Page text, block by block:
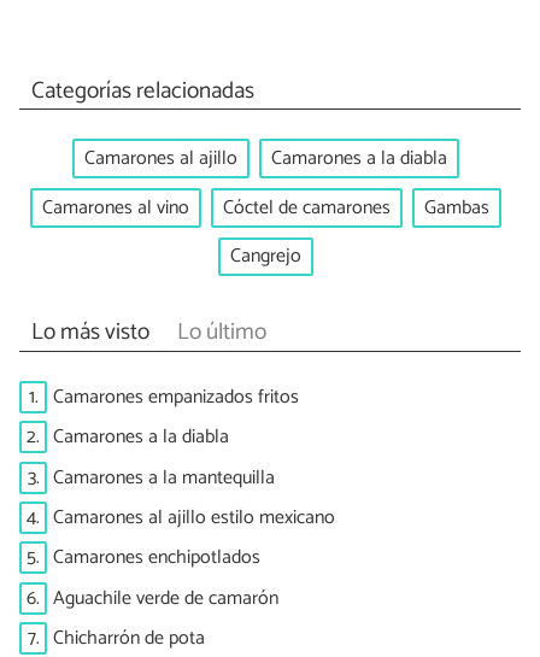
Categorías relacionadas
Camarones al ajillo
Camarones a la diabla
Camarones al vino
Cóctel de camarones
Gambas
Cangrejo
Lo más visto Lo último
1. Camarones empanizados fritos
2. Camarones a la diabla
3. Camarones a la mantequilla
4. Camarones al ajillo estilo mexicano
5. Camarones enchipotlados
6. Aguachile verde de camarón
7. Chicharrón de pota